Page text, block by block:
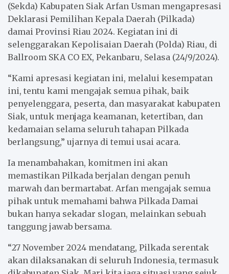
b
o
o
k
t
e
r
l
s
A
p
p
e
(Sekda) Kabupaten Siak Arfan Usman mengapresasi
Deklarasi Pemilihan Kepala Daerah (Pilkada)
damai Provinsi Riau 2024. Kegiatan ini di
selenggarakan Kepolisaian Daerah (Polda) Riau, di
Ballroom SKA CO EX, Pekanbaru, Selasa (24/9/2024).
“Kami apresasi kegiatan ini, melalui kesempatan
ini, tentu kami mengajak semua pihak, baik
penyelenggara, peserta, dan masyarakat kabupaten
Siak, untuk menjaga keamanan, ketertiban, dan
kedamaian selama seluruh tahapan Pilkada
berlangsung,” ujarnya di temui usai acara.
Ia menambahakan, komitmen ini akan
memastikan Pilkada berjalan dengan penuh
marwah dan bermartabat. Arfan mengajak semua
pihak untuk memahami bahwa Pilkada Damai
bukan hanya sekadar slogan, melainkan sebuah
tanggung jawab bersama.
“27 November 2024 mendatang, Pilkada serentak
akan dilaksanakan di seluruh Indonesia, termasuk